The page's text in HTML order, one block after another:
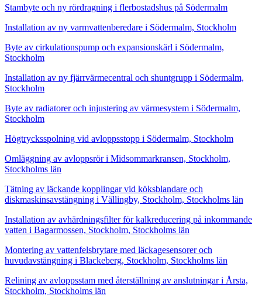
Stambyte och ny rördragning i flerbostadshus på Södermalm
Installation av ny varmvattenberedare i Södermalm, Stockholm
Byte av cirkulationspump och expansionskärl i Södermalm,
Stockholm
Installation av ny fjärrvärmecentral och shuntgrupp i Södermalm,
Stockholm
Byte av radiatorer och injustering av värmesystem i Södermalm,
Stockholm
Högtrycksspolning vid avloppsstopp i Södermalm, Stockholm
Omläggning av avloppsrör i Midsommarkransen, Stockholm,
Stockholms län
Tätning av läckande kopplingar vid köksblandare och
diskmaskinsavstängning i Vällingby, Stockholm, Stockholms län
Installation av avhärdningsfilter för kalkreducering på inkommande
vatten i Bagarmossen, Stockholm, Stockholms län
Montering av vattenfelsbrytare med läckagesensorer och
huvudavstängning i Blackeberg, Stockholm, Stockholms län
Relining av avloppsstam med återställning av anslutningar i Årsta,
Stockholm, Stockholms län